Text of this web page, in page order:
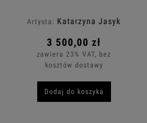
Artysta: Katarzyna Jasyk
3 500,00 zł
zawiera 23% VAT, bez
kosztów dostawy
Dodaj do koszyka